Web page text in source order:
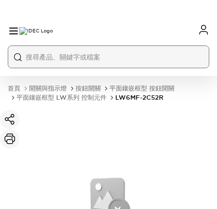
首頁 開關與指示燈 按鈕開關
平面鑲嵌框型 按鈕開關
平面鑲嵌框型 LW系列 控制元件
LW6MF-2C52R